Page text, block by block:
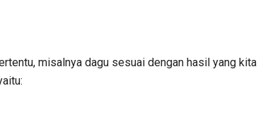
misalnya dagu sesuai dengan hasil yang kita